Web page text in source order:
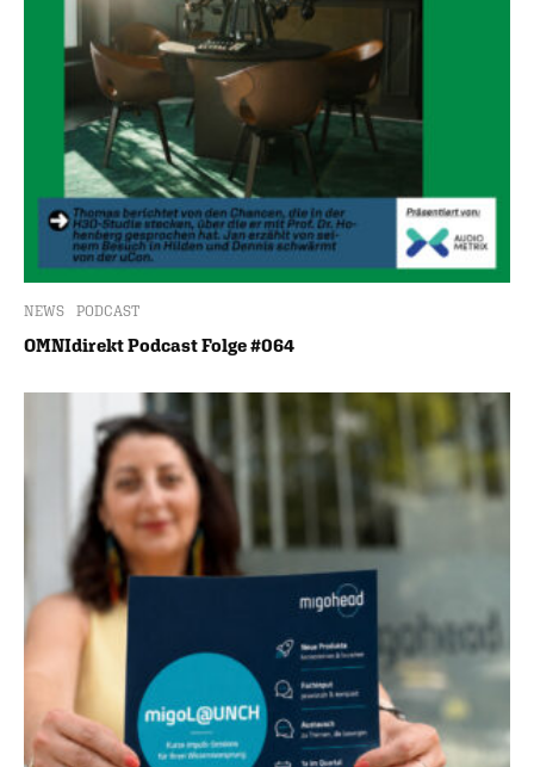
NEWS PODCAST
OMNIdirekt Podcast Folge #064